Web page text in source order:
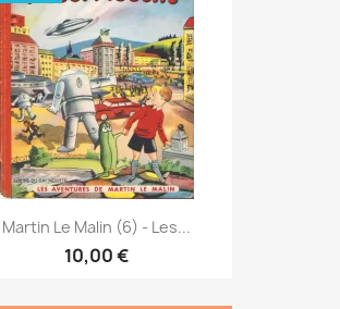
Martin Le Malin (6) - Les...
10,00 €